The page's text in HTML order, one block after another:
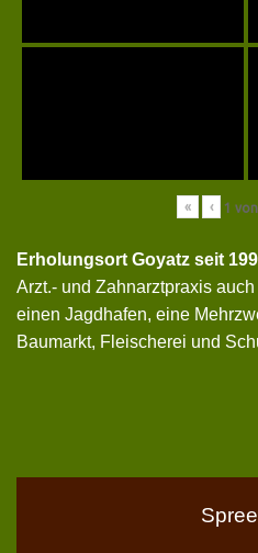
« ‹ 1 von
Erholungsort Goyatz seit
Arzt.- und Zahnarztpraxis
einen Jagdhafen, eine
Baumarkt, Fleischerei und